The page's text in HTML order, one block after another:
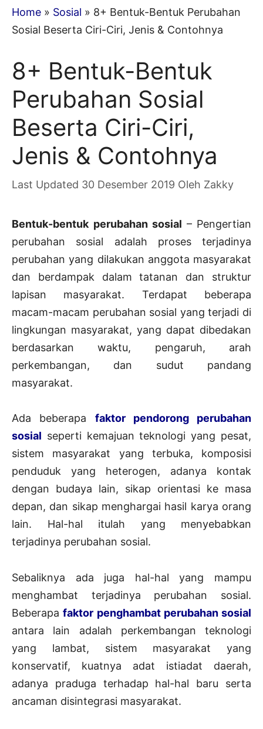
Home » Sosial » 8+ Bentuk-Bentuk Perubahan
Sosial Beserta Ciri-Ciri, Jenis & Contohnya
8+ Bentuk-Bentuk
Perubahan Sosial
Beserta Ciri-Ciri,
Jenis & Contohnya
30 Desember 2019 Oleh Zakky
Bentuk-bentuk perubahan sosial – Pengertian
perubahan sosial adalah proses terjadinya
perubahan yang dilakukan anggota masyarakat
dan berdampak dalam tatanan dan struktur
lapisan masyarakat. Terdapat beberapa
macam-macam perubahan sosial yang terjadi di
lingkungan masyarakat, yang dapat dibedakan
berdasarkan waktu, pengaruh, arah
perkembangan, dan sudut pandang
masyarakat.
Ada beberapa faktor pendorong perubahan
sosial seperti kemajuan teknologi yang pesat,
sistem masyarakat yang terbuka, komposisi
penduduk yang heterogen, adanya kontak
dengan budaya lain, sikap orientasi ke masa
depan, dan sikap menghargai hasil karya orang
lain. Hal-hal itulah yang menyebabkan
terjadinya perubahan sosial.
Sebaliknya ada juga hal-hal yang mampu
menghambat terjadinya perubahan sosial.
Beberapafaktor penghambat perubahan sosial
antara lain adalah perkembangan teknologi
yang lambat, sistem masyarakat yang
konservatif, kuatnya adat istiadat daerah,
adanya praduga terhadap hal-hal baru serta
ancaman disintegrasi masyarakat.